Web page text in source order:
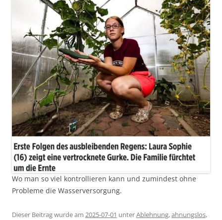
Wo man so viel kontrollieren kann und zumindest ohne
Probleme die Wasserversorgung.
Dieser Beitrag wurde am 2025-07-01 unterAblehnung,ahnungslos,